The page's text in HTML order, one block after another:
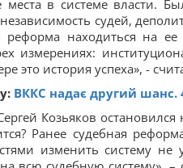
места в системе власти.
судей,
реформа находиться на
измерениях:
это история успеха», -
ВККС надає другий шанс.
Козьяков
Ранее судебная
изменить систему